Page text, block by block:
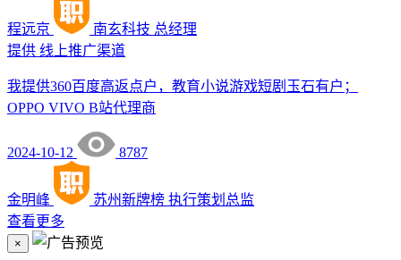
程远京 南玄科技 总经理
提供 线上推广渠道
我提供360百度高返点户，教育小说游戏短剧玉石有户；
OPPO VIVO B站代理商
2024-10-12 8787
金明峰 苏州新牌榜 执行策划总监
查看更多
×